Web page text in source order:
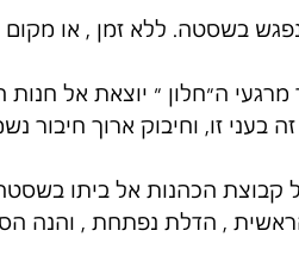
בשסטה. ללא זמן , או מקום
ה״חלון ״ יוצאת אל
בעני זו, וחיבוק ארוך חיבור
, הדלת נפתחת , והנה הסטרגייט